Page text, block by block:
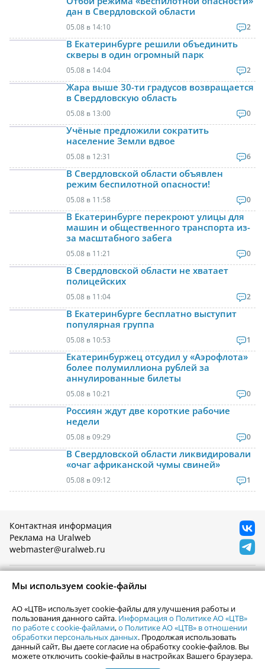
дан в Свердловской области
05.08 в 14:10 2
В Екатеринбурге решили объединить
скверы в один огромный парк
05.08 в 14:04 2
Жара выше 30-ти градусов возвращается
в Свердловскую область
05.08 в 13:00 0
Учёные предложили сократить
население Земли вдвое
05.08 в 12:31 6
В Свердловской области объявлен
режим беспилотной опасности!
05.08 в 11:58 0
В Екатеринбурге перекроют улицы для
машин и общественного транспорта из-
за масштабного забега
05.08 в 11:21 0
В Свердловской области не хватает
полицейских
05.08 в 11:04 2
В Екатеринбурге бесплатно выступит
популярная группа
05.08 в 10:53 1
Екатеринбуржец отсудил у «Аэрофлота»
более полумиллиона рублей за
аннулированные билеты
05.08 в 10:21 0
Россиян ждут две короткие рабочие
недели
05.08 в 09:29 0
В Свердловской области ликвидировали
«очаг африканской чумы свиней»
05.08 в 09:12 1
Контактная информация
Реклама на Uralweb
webmaster@uralweb.ru
Новости Екатеринбурга
Погода в Екатеринбурге
Почта
Афиша
Телепрограмма
Гастроли
События Екатеринбурга
Гид по Екатеринбургу Туризм
Путешествия
Мы используем cookie-файлы
АО «ЦТВ» использует cookie-файлы для улучшения работы и
пользования данного сайта. Информация о Политике АО «ЦТВ»
по работе с cookie-файлами,о Политике АО «ЦТВ» в отношении
обработки персональных данных. Продолжая использовать
данный сайт, Вы даете согласие на обработку cookie-файлов. Вы
можете отключить cookie-файлы в настройках Вашего браузера.